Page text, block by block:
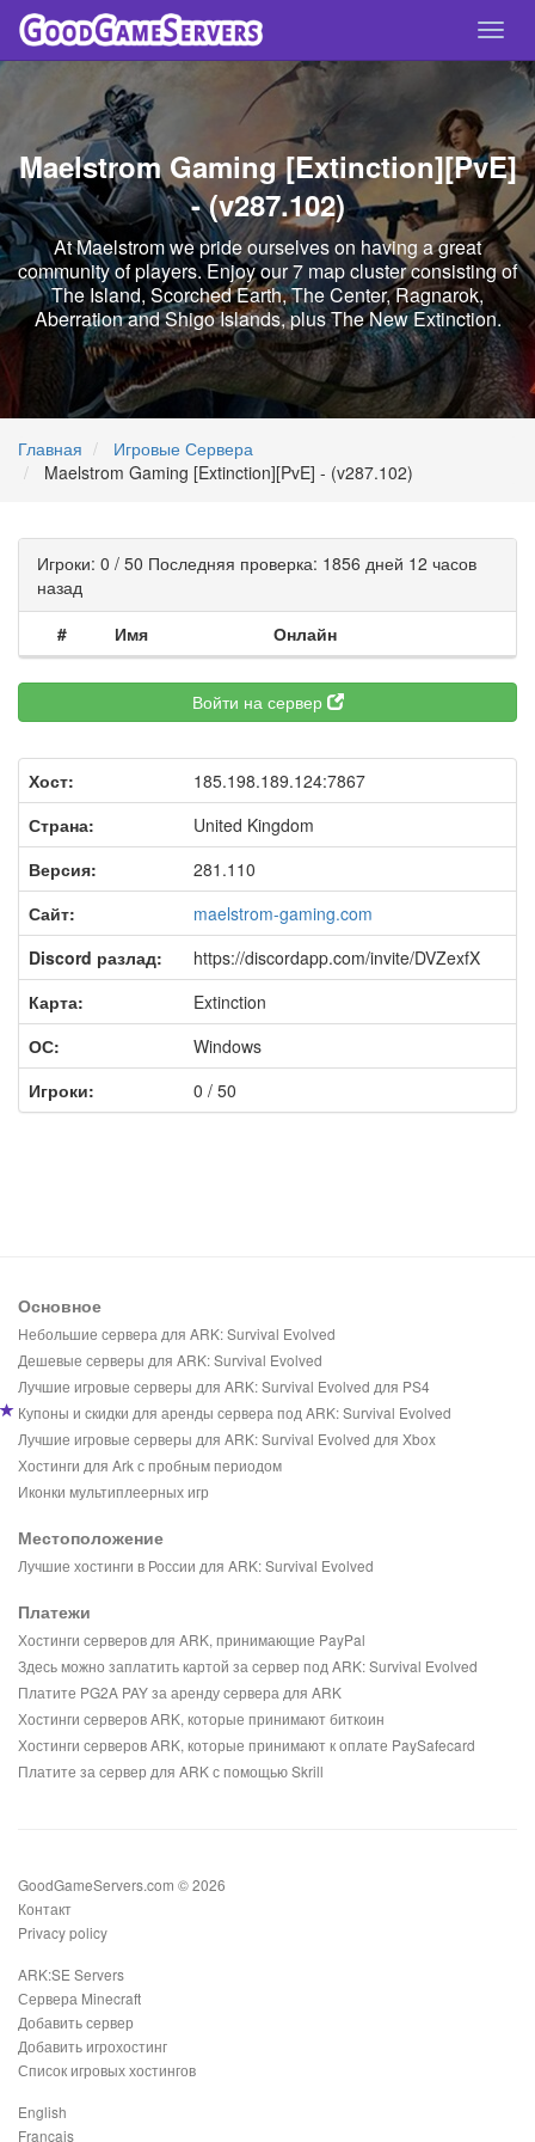
Maelstrom Gaming [Extinction][PvE]
- (v287.102)
At Maelstrom we pride ourselves on having a great
community of players. Enjoy our 7 map cluster consisting of
The Island, Scorched Earth, The Center, Ragnarok,
Aberration and Shigo Islands, plus The New Extinction.
Главная
Игровые Сервера
Maelstrom Gaming [Extinction][PvE] - (v287.102)
Игроки: 0 / 50 Последняя проверка: 1856 дней 12 часов
назад
#
Имя Онлайн
Войти на сервер
Хост:
185.198.189.124:7867
Страна:
United Kingdom
Версия:
281.110
Сайт:
maelstrom-gaming.com
Discord разлад:
https://discordapp.com/invite/DVZexfX
Карта:
Extinction
ОС:
Windows
Игроки:
0 / 50
Основное
Небольшие сервера для ARK: Survival Evolved
Дешевые серверы для ARK: Survival Evolved
Лучшие игровые серверы для ARK: Survival Evolved для PS4
Купоны и скидки для аренды сервера под ARK: Survival Evolved
Лучшие игровые серверы для ARK: Survival Evolved для Xbox
Хостинги для Ark с пробным периодом
Иконки мультиплеерных игр
Местоположение
Лучшие хостинги в России для ARK: Survival Evolved
Платежи
Хостинги серверов для ARK, принимающие PayPal
Здесь можно заплатить картой за сервер под ARK: Survival Evolved
Платите PG2A PAY за аренду сервера для ARK
Хостинги серверов ARK, которые принимают биткоин
Хостинги серверов ARK, которые принимают к оплате PaySafecard
Платите за сервер для ARK с помощью Skrill
GoodGameServers.com © 2026
Контакт
Privacy policy
ARK:SE Servers
Сервера Minecraft
Добавить сервер
Добавить игрохостинг
Список игровых хостингов
English
Français